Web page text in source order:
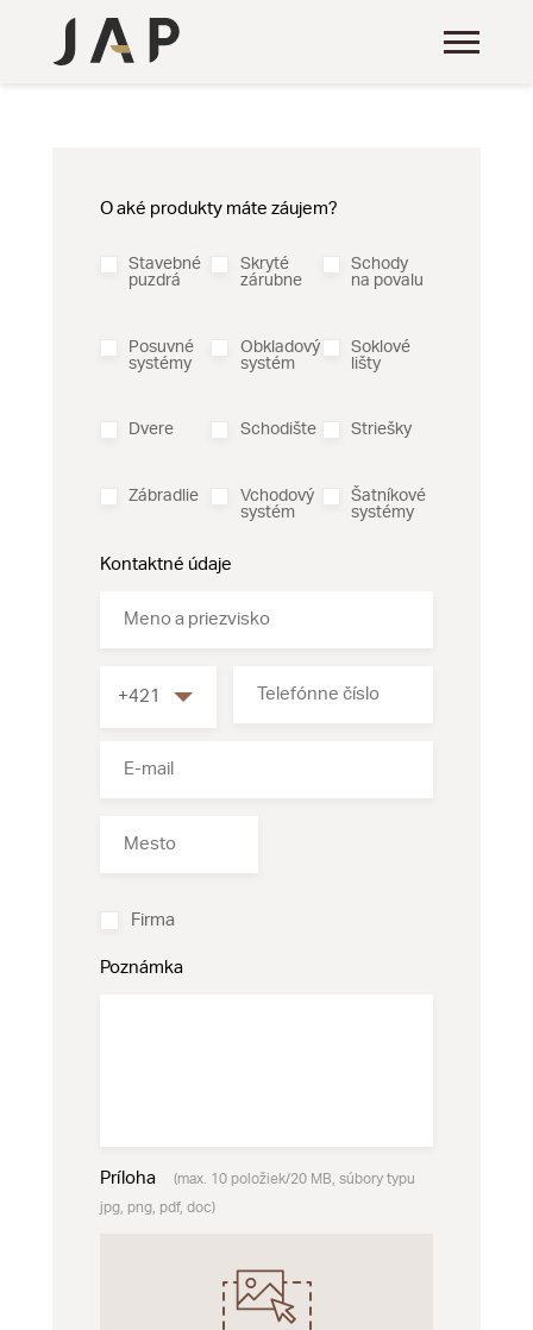
O aké produkty máte záujem?
Stavebné
puzdrá
Skryté
zárubne
Schody
na povalu
Posuvné
systémy
Obkladový
systém
Soklové
lišty
Dvere Schodište Striešky
Zábradlie
Vchodový
systém
Šatníkové
systémy
Kontaktné údaje
Firma
Poznámka
Príloha
(max. 10 položiek/20 MB, súbory typu
jpg, png, pdf, doc)